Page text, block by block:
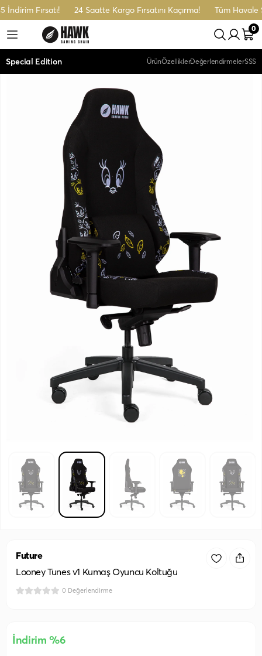
Fırsatı! 24 Saatte Kargo Fırsatını Kaçırma! Tüm Havale
0
Special Edition ÜrünÖzelliklerDeğerlendirmelerSSS
Future
Looney Tunes v1 Kumaş Oyuncu Koltuğu
0 Değerlendirme
İndirim %6